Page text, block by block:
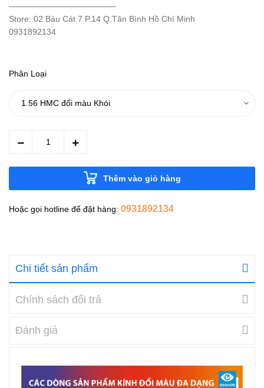
—————————————
Store: 02 Bàu Cát 7 P.14 Q.Tân Bình Hồ Chí Minh
0931892134
Phân Loại
Thêm vào giỏ hàng
Hoặc gọi hotline để đặt hàng: 0931892134
Chi tiết sản phẩm
Chính sách đổi trả
Đánh giá